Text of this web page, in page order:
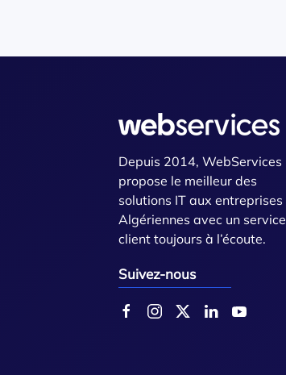
Depuis 2014, WebServices
propose le meilleur des
solutions IT aux entreprises
Algériennes avec un service
client toujours à l’écoute.
Suivez-nous